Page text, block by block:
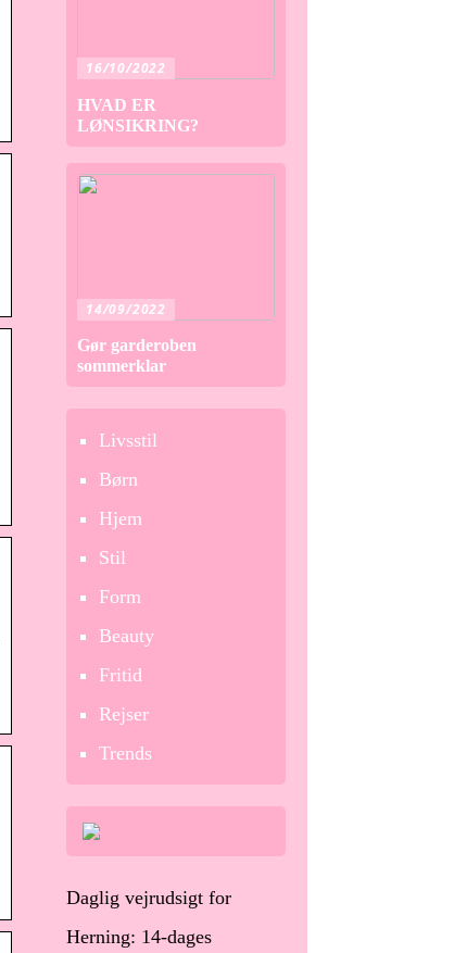
16/10/2022
HVAD ER
LØNSIKRING?
14/09/2022
Gør garderoben
sommerklar
Livsstil
Børn
Hjem
Stil
Form
Beauty
Fritid
Rejser
Trends
Daglig vejrudsigt for
Herning: 14-dages